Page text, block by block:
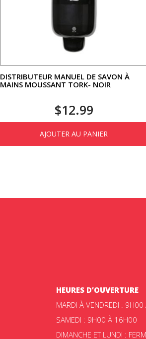
DISTRIBUTEUR MANUEL DE SAVON À
MAINS MOUSSANT TORK- NOIR
$12.99
AJOUTER AU PANIER
HEURES D’OUVERTURE
MARDI À VENDREDI :
SAMEDI : 9H00 À 16H00
DIMANCHE ET LUNDI :